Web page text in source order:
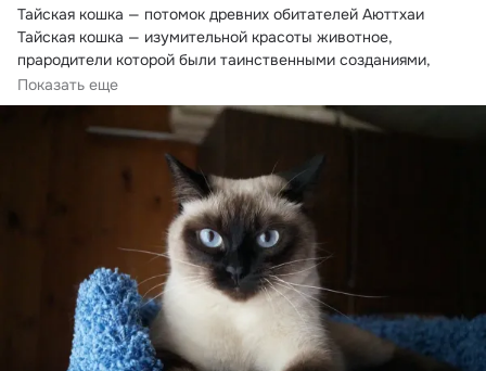
Тайская кошка — потомок древних обитателей Аюттхаи
Тайская кошка — изумительной красоты животное,
прародители которой были таинственными созданиями,
жившими в храмах древней столицы Сиама Аюттхае.
Показать еще